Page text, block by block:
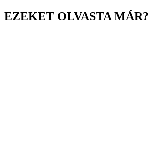
EZEKET OLVASTA MÁR?